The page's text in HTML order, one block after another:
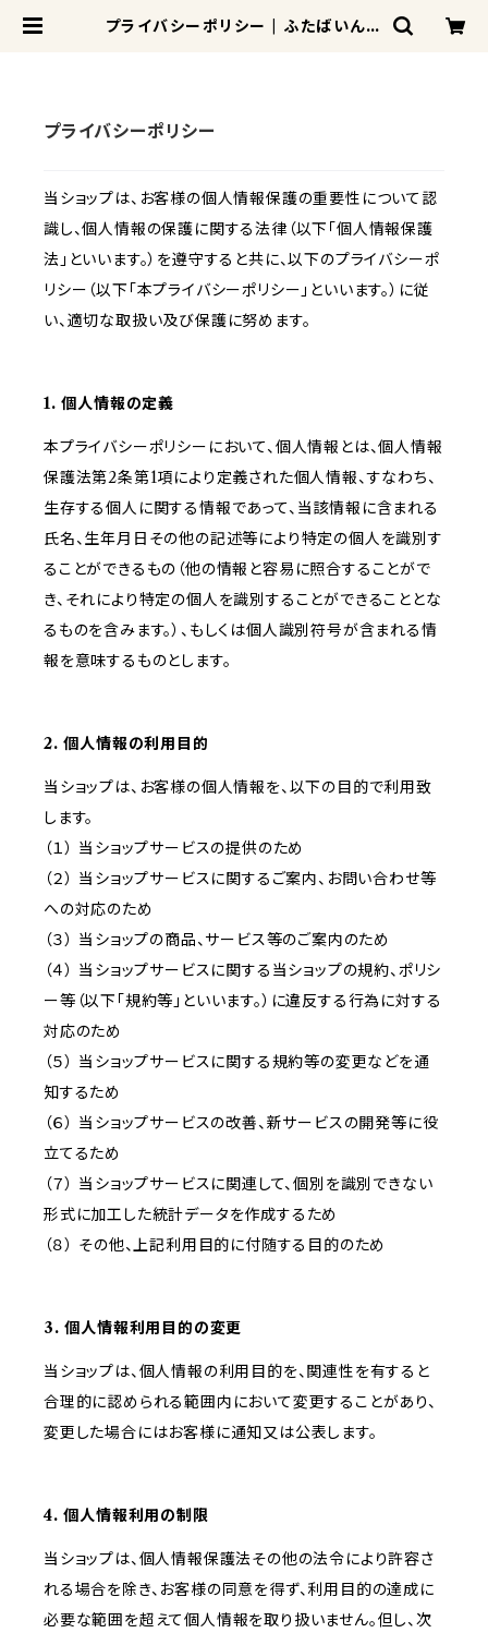
プライバシーポリシー | ふたばいんふ
プライバシーポリシー
当ショップは、お客様の個人情報保護の重要性について認
識し、個人情報の保護に関する法律（以下「個人情報保護
法」といいます。）を遵守すると共に、以下のプライバシーポ
リシー（以下「本プライバシーポリシー」といいます。）に従
い、適切な取扱い及び保護に努めます。
1. 個人情報の定義
本プライバシーポリシーにおいて、個人情報とは、個人情報
保護法第2条第1項により定義された個人情報、すなわち、
生存する個人に関する情報であって、当該情報に含まれる
氏名、生年月日その他の記述等により特定の個人を識別す
ることができるもの（他の情報と容易に照合することがで
き、それにより特定の個人を識別することができることとな
るものを含みます。）、もしくは個人識別符号が含まれる情
報を意味するものとします。
2. 個人情報の利用目的
当ショップは、お客様の個人情報を、以下の目的で利用致
します。
（１） 当ショップサービスの提供のため
（２） 当ショップサービスに関するご案内、お問い合わせ等
への対応のため
（３） 当ショップの商品、サービス等のご案内のため
（４） 当ショップサービスに関する当ショップの規約、ポリシ
ー等（以下「規約等」といいます。）に違反する行為に対する
対応のため
（５） 当ショップサービスに関する規約等の変更などを通
知するため
（６） 当ショップサービスの改善、新サービスの開発等に役
立てるため
（７） 当ショップサービスに関連して、個別を識別できない
形式に加工した統計データを作成するため
（８） その他、上記利用目的に付随する目的のため
3. 個人情報利用目的の変更
当ショップは、個人情報の利用目的を、関連性を有すると
合理的に認められる範囲内において変更することがあり、
変更した場合にはお客様に通知又は公表します。
4. 個人情報利用の制限
当ショップは、個人情報保護法その他の法令により許容さ
れる場合を除き、お客様の同意を得ず、利用目的の達成に
必要な範囲を超えて個人情報を取り扱いません。但し、次